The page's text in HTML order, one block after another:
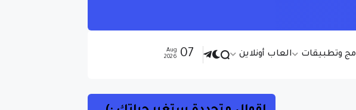
وتطبيقات العاب أونلاين 07
Aug
2026